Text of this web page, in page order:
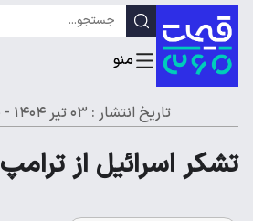
تاریخ انتشار : ۰۳ تیر ۱۴۰۴ - ۱۷:۰۰
تشکر اسرائیل از ترامپ